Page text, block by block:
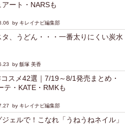
ート・NARSも
by キレイナビ編集部
、うどん・・・一番太りにくい炭水
by 飯塚 美香
コスメ42選｜7/19～8/1発売まとめ・
テ・KATE・RMKも
by キレイナビ編集部
ェルで！こなれ「うねうねネイル」